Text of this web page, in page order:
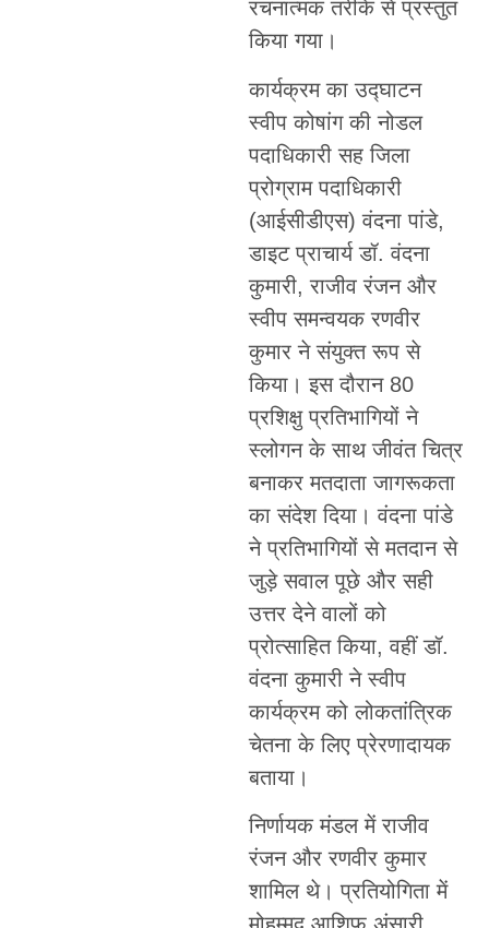
रचनात्मक तरीके से प्रस्तुत
किया गया।
कार्यक्रम का उद्घाटन
स्वीप कोषांग की नोडल
पदाधिकारी सह जिला
प्रोग्राम पदाधिकारी
(आईसीडीएस) वंदना पांडे,
डाइट प्राचार्य डॉ. वंदना
कुमारी, राजीव रंजन और
स्वीप समन्वयक रणवीर
कुमार ने संयुक्त रूप से
किया। इस दौरान 80
प्रशिक्षु प्रतिभागियों ने
स्लोगन के साथ जीवंत चित्र
बनाकर मतदाता जागरूकता
का संदेश दिया। वंदना पांडे
ने प्रतिभागियों से मतदान से
जुड़े सवाल पूछे और सही
उत्तर देने वालों को
प्रोत्साहित किया, वहीं डॉ.
वंदना कुमारी ने स्वीप
कार्यक्रम को लोकतांत्रिक
चेतना के लिए प्रेरणादायक
बताया।
निर्णायक मंडल में राजीव
रंजन और रणवीर कुमार
शामिल थे। प्रतियोगिता में